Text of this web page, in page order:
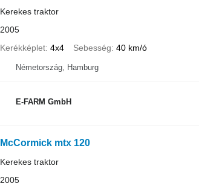
Kerekes traktor
2005
Kerékképlet 4x4 Sebesség 40 km/ó
Németország, Hamburg
E-FARM GmbH
McCormick mtx 120
Kerekes traktor
2005